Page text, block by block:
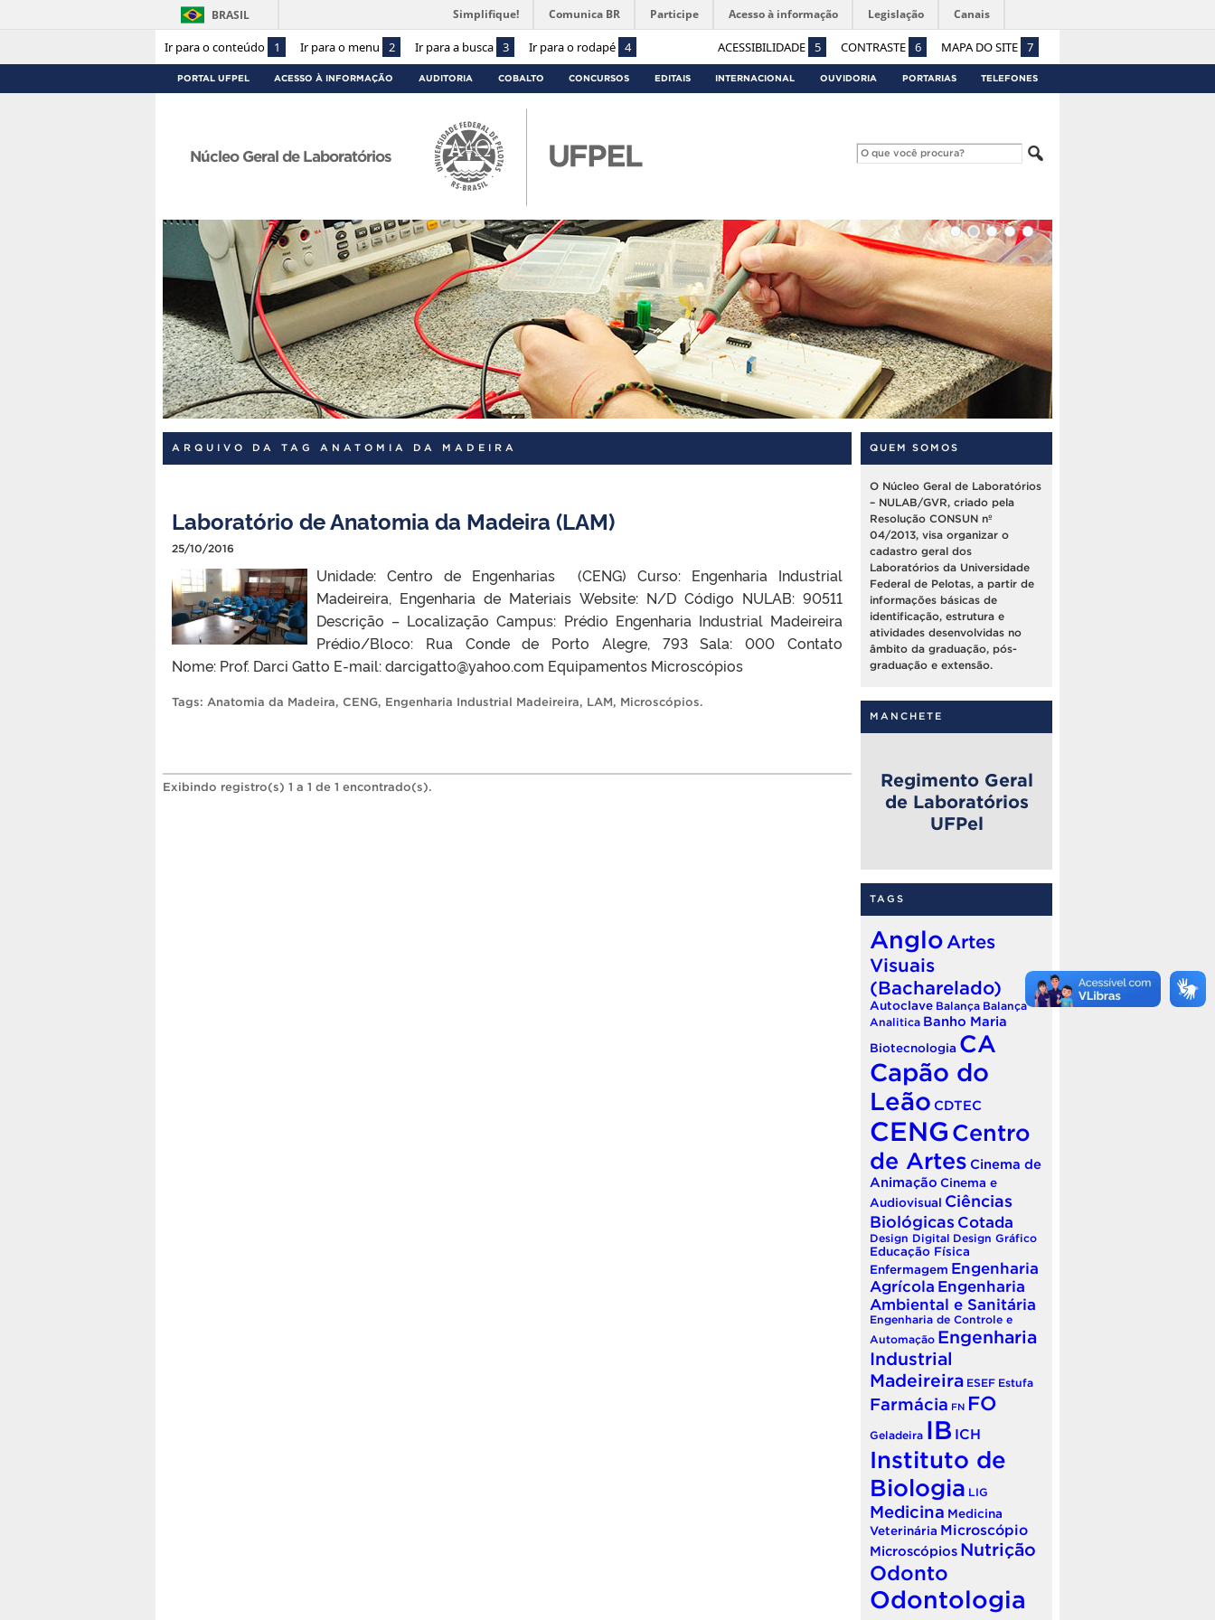
Ir para o conteúdo 1 Ir para o menu 2 Ir para a busca 3 Ir para o rodapé 4 ACESSIBILIDADE 5 CONTRASTE 6 MAPA DO SITE 7
BRASIL Simplifique! Comunica BR Participe Acesso à informação Legislação Canais
PORTAL UFPEL ACESSO À INFORMAÇÃO AUDITORIA COBALTO CONCURSOS EDITAIS INTERNACIONAL OUVIDORIA PORTARIAS TELEFONES
Núcleo Geral de Laboratórios
ARQUIVO DA TAG ANATOMIA DA MADEIRA
Laboratório de Anatomia da Madeira (LAM)
25/10/2016
Unidade: Centro de Engenharias (CENG) Curso: Engenharia Industrial
Madeireira, Engenharia de Materiais Website: N/D Código NULAB: 90511
Descrição – Localização Campus: Prédio Engenharia Industrial Madeireira
Prédio/Bloco: Rua Conde de Porto Alegre, 793 Sala: 000 Contato
Nome: Prof. Darci Gatto E-mail: darcigatto@yahoo.com Equipamentos Microscópios
Tags: Anatomia da Madeira, CENG, Engenharia Industrial Madeireira, LAM, Microscópios.
Exibindo registro(s) 1 a 1 de 1 encontrado(s).
QUEM SOMOS
O Núcleo Geral de Laboratórios
– NULAB/GVR, criado pela
Resolução CONSUN nº
04/2013, visa organizar o
cadastro geral dos
Laboratórios da Universidade
Federal de Pelotas, a partir de
informações básicas de
identificação, estrutura e
atividades desenvolvidas no
âmbito da graduação, pós-
graduação e extensão.
MANCHETE
Regimento Geral
de Laboratórios
UFPel
TAGS
Anglo Artes
Visuais
(Bacharelado)
Autoclave Balança Balança
Analitica Banho Maria
Biotecnologia CA
Capão do
Leão CDTEC
CENG Centro
de Artes Cinema de
Animação Cinema e
Audiovisual Ciências
Biológicas Cotada
Design Digital Design Gráfico
Educação Física
Enfermagem Engenharia
Agrícola Engenharia
Ambiental e Sanitária
Engenharia de Controle e
Automação Engenharia
Industrial
Madeireira ESEF Estufa
Farmácia FN FO
Geladeira IB ICH
Instituto de
Biologia LIG
Medicina Medicina
Veterinária Microscópio
Microscópios Nutrição
Odonto
Odontologia